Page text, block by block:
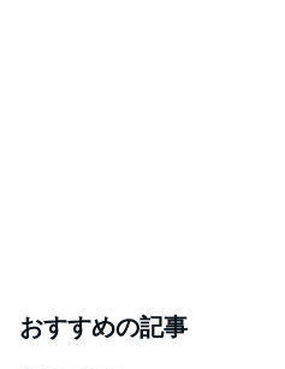
おすすめの記事